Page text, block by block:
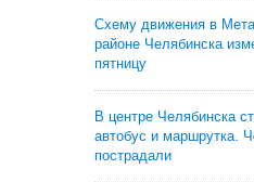
Схему движения в
районе Челябинска
пятницу
В центре Челябинска
автобус и маршрутка.
пострадали